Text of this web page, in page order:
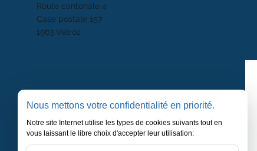
Route cantonale 4
Case postale 157
1963 Vétroz
Nous mettons votre confidentialité en priorité.
Notre site Internet utilise les types de cookies suivants tout en
vous laissant le libre choix d'accepter leur utilisation: